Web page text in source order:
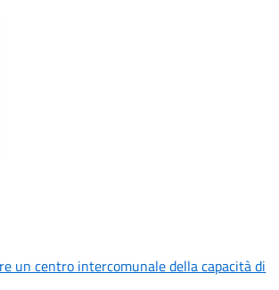
un centro intercomunale della capacità di